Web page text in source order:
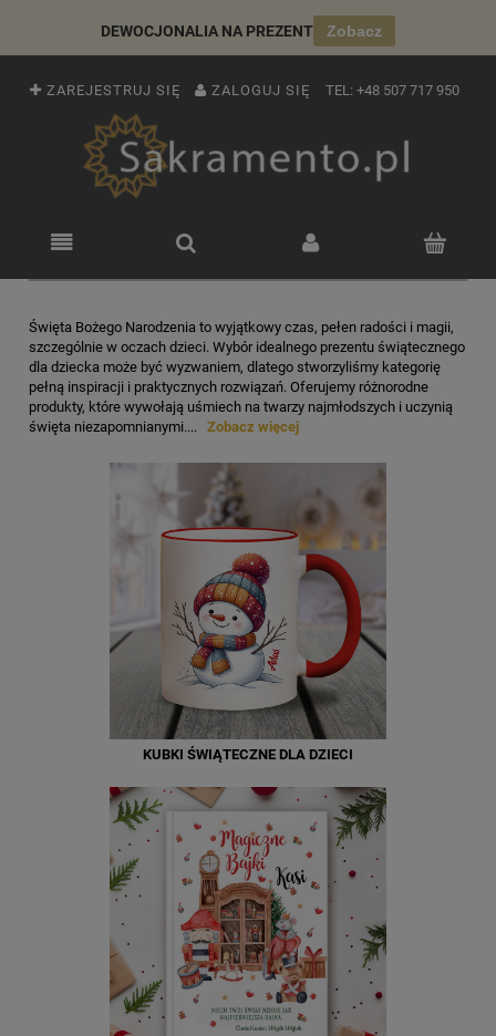
DEWOCJONALIA NA PREZENT Zobacz
ZAREJESTRUJ SIĘ ZALOGUJ SIĘ TEL: +48 507 717 950
Święta Bożego Narodzenia to wyjątkowy czas, pełen radości i magii,
szczególnie w oczach dzieci. Wybór idealnego prezentu świątecznego
dla dziecka może być wyzwaniem, dlatego stworzyliśmy kategorię
pełną inspiracji i praktycznych rozwiązań. Oferujemy różnorodne
produkty, które wywołają uśmiech na twarzy najmłodszych i uczynią
święta niezapomnianymi.... Zobacz więcej
KUBKI ŚWIĄTECZNE DLA DZIECI